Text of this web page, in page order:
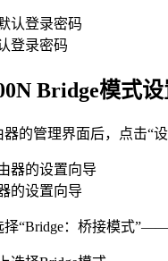
登录密码
Bridge模式设
的管理界面后，点击“
的设置向导
“Bridge：桥接模式